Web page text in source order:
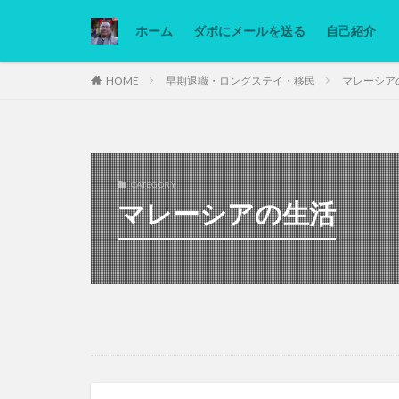
ホーム ダボにメールを送る 自己紹介
HOME 早期退職・ロングステイ・移民 マレーシア
CATEGORY
マレーシアの生活
カテゴリー
Ninjatrader
低糖質ダイエット